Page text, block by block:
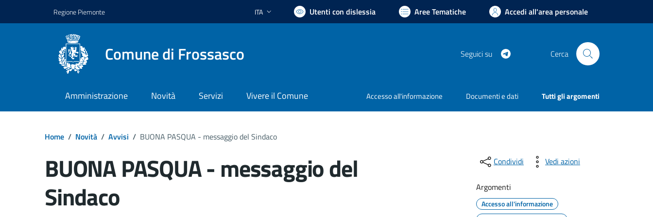
Regione Piemonte Lingua attiva:
ITA Utenti con dislessia Aree Tematiche Accedi all'area personale
Comune di Frossasco Seguici su Cerca
Amministrazione Novità Servizi Vivere il Comune Accesso all'informazione Documenti e dati Tutti gli argomenti
Home / Novità / Avvisi / BUONA PASQUA - messaggio del Sindaco
BUONA PASQUA - messaggio del
Sindaco
Condividi Vedi azioni
Argomenti
Accesso all'informazione